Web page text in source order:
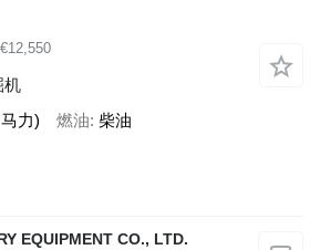
机
力) 燃油 柴油
EQUIPMENT CO., LTD.